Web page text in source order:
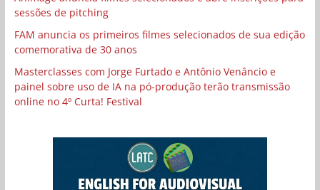
sessões de pitching
FAM anuncia os primeiros filmes selecionados de sua edição
comemorativa de 30 anos
Masterclasses com Jorge Furtado e Antônio Venâncio e
painel sobre uso de IA na pó-produção terão transmissão
online no 4º Curta! Festival